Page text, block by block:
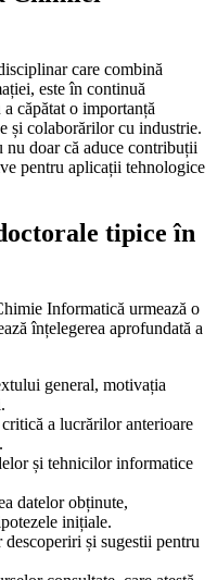
care combină
este în continuă
căpătat o importanță
și colaborărilor cu industrie.
nu doar că aduce contribuții
pentru aplicații tehnologice
tipice în
Informatică urmează o
înțelegerea aprofundată a
general, motivația
a lucrărilor anterioare
și tehnicilor informatice
datelor obținute,
inițiale.
și sugestii pentru